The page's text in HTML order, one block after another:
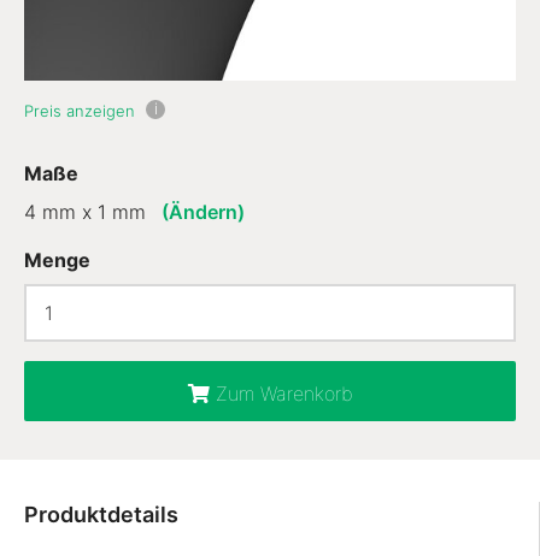
Preis anzeigen i
Maße
4 mm x 1 mm
(Ändern)
Menge
Zum Warenkorb
Produktdetails